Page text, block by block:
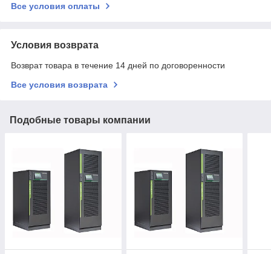
Все условия оплаты
Условия возврата
Возврат товара в течение 14 дней по договоренности
Все условия возврата
Подобные товары компании